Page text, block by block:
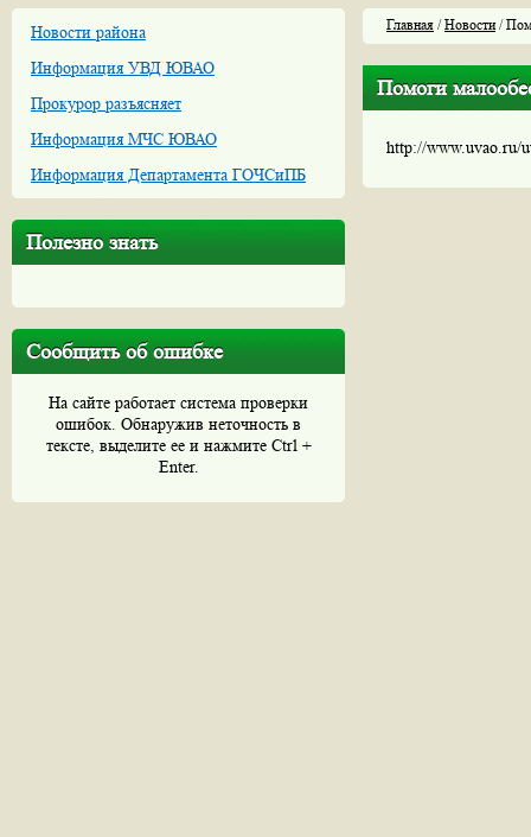
Новости района
Информация УВД ЮВАО
Прокурор разъясняет
Информация МЧС ЮВАО
Информация Департамента ГОЧСиПБ
Полезно знать
Сообщить об ошибке
На сайте работает система проверки
ошибок. Обнаружив неточность в
тексте, выделите ее и нажмите Ctrl +
Enter.
Главная /Новости/
Помоги
http://www.uvao.ru/